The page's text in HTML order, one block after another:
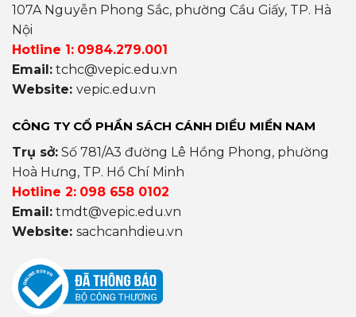
107A Nguyễn Phong Sắc, phường Cầu Giấy, TP. Hà
Nội
Hotline 1: 0984.279.001
Email: tchc@vepic.edu.vn
Website: vepic.edu.vn
CÔNG TY CỔ PHẦN SÁCH CÁNH DIỀU MIỀN NAM
Trụ sở: Số 781/A3 đường Lê Hồng Phong, phường
Hoà Hưng, TP. Hồ Chí Minh
Hotline 2: 098 658 0102
Email: tmdt@vepic.edu.vn
Website: sachcanhdieu.vn